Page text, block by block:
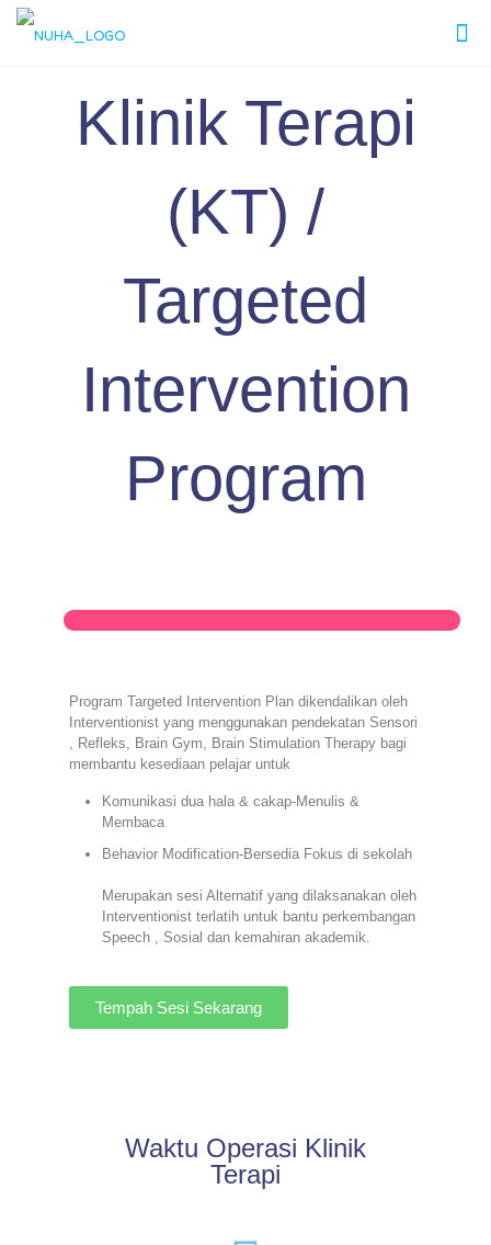
Klinik Terapi
(KT) /
Targeted
Intervention
Program
Program Targeted Intervention Plan dikendalikan oleh
Interventionist yang menggunakan pendekatan Sensori
, Refleks, Brain Gym, Brain Stimulation Therapy bagi
membantu kesediaan pelajar untuk
Komunikasi dua hala & cakap-Menulis &
Membaca
Behavior Modification-Bersedia Fokus di sekolah
Merupakan sesi Alternatif yang dilaksanakan oleh
Interventionist terlatih untuk bantu perkembangan
Speech , Sosial dan kemahiran akademik.
Tempah Sesi Sekarang
Waktu Operasi Klinik
Terapi